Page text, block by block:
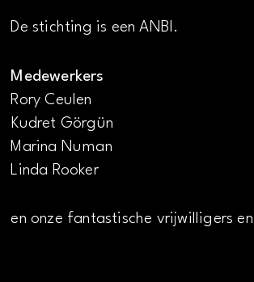
De stichting is een ANBI.
Medewerkers
Rory Ceulen
Kudret Görgün
Marina Numan
Linda Rooker
en onze fantastische vrijwilligers